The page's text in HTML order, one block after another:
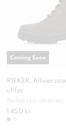
RIEKER,
ullfor
Perfekt for vinteren
1 450 kr
Coming Soon